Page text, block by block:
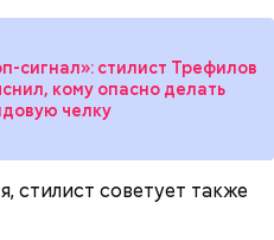
сигнал»: стилист Трефилов
кому опасно делать
челку
стилист советует также